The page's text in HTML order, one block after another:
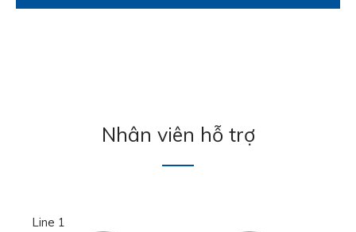
dinhkha@rongtien.com thuydung@rongtien.com